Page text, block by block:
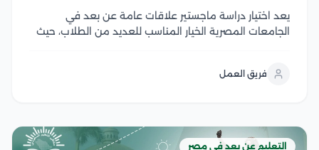
يعد اختيار دراسة ماجستير علاقات عامة عن بعد في
الجامعات المصرية الخيار المناسب للعديد من الطلاب، حيث
اليومية، دون الحاجة إلى التفرغ الكامل أو الانتقال...
فريق العمل
التعليم عن بعد في مصر